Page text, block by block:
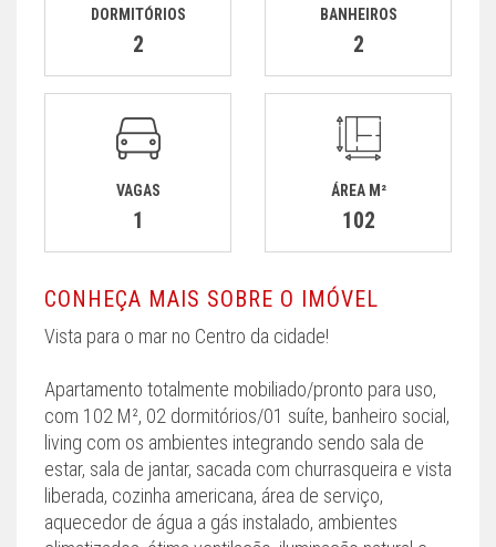
DORMITÓRIOS
2
BANHEIROS
2
VAGAS
1
ÁREA M²
102
CONHEÇA MAIS SOBRE O IMÓVEL
Vista para o mar no Centro da cidade!
Apartamento totalmente mobiliado/pronto para uso,
com 102 M², 02 dormitórios/01 suíte, banheiro social,
living com os ambientes integrando sendo sala de
estar, sala de jantar, sacada com churrasqueira e vista
liberada, cozinha americana, área de serviço,
aquecedor de água a gás instalado, ambientes